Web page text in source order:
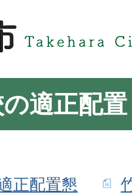
適正配置
正配置懇